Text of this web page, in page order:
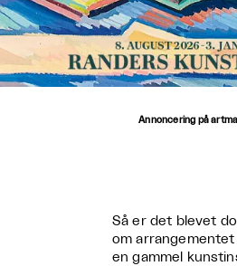
Annoncering på
Så er det blevet
om
en gammel